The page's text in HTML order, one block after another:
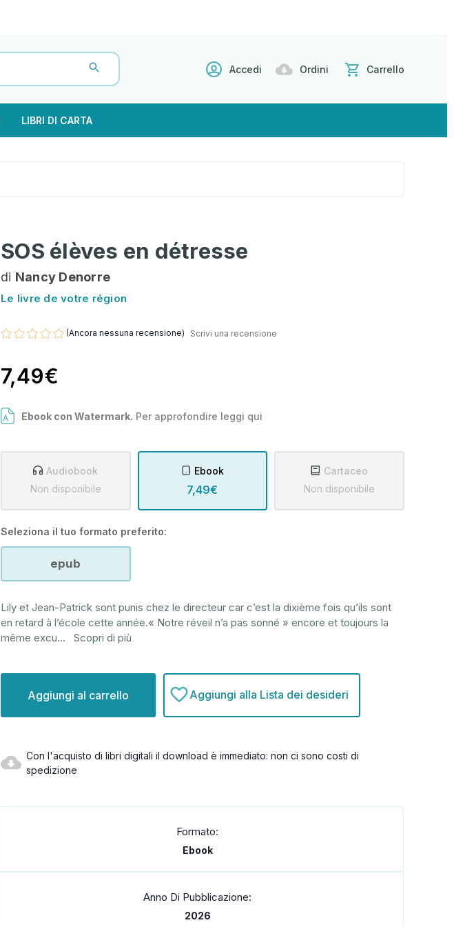
Accedi Ordini Carrello
LIBRI DI CARTA
SOS élèves en détresse
di Nancy Denorre
Le livre de votre région
(Ancora nessuna recensione) Scrivi una recensione
7,49€
Ebook con Watermark. Per approfondire leggi qui
Audiobook
Non disponibile
Ebook
7,49€
Cartaceo
Non disponibile
Seleziona il tuo formato preferito:
epub
Lily et Jean-Patrick sont punis chez le directeur car c’est la dixième fois qu’ils sont
en retard à l’école cette année.« Notre réveil n’a pas sonné » encore et toujours la
même excu... Scopri di più
attuale:
Aggiungi alla Lista dei desideri
Con l'acquisto di libri digitali il download è immediato: non ci sono costi di
spedizione
Formato:
Ebook
Anno Di Pubblicazione:
2026